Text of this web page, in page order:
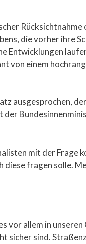
Rücksichtnahme
die vorher ihre
Entwicklungen
von einem
ausgesprochen,
mit der Frage
fragen solle.
vor allem in
sicher sind.